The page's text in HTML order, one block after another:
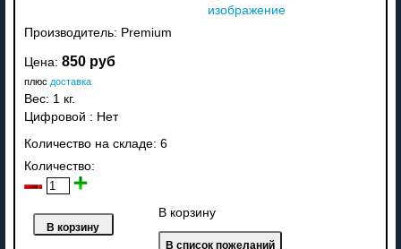
изображение
Производитель: Premium
Цена: 850 руб
плюс доставка
Вес: 1 кг.
Цифровой : Нет
Количество на складе: 6
Количество:
В корзину